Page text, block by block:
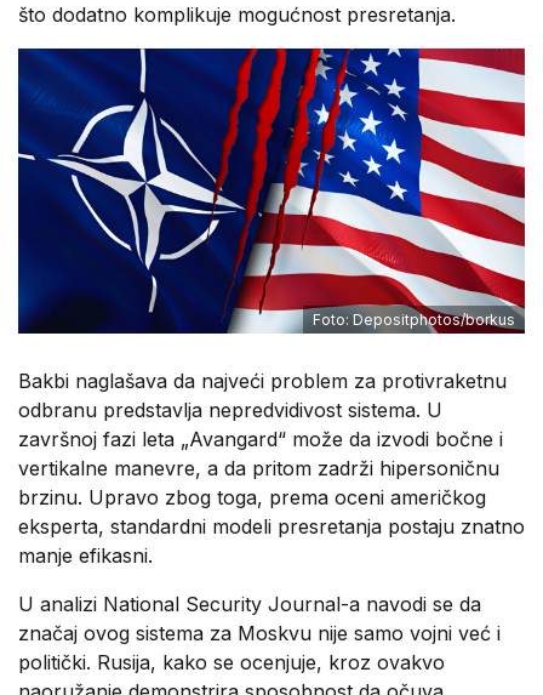
što dodatno komplikuje mogućnost presretanja.
Foto: Depositphotos/borkus
Bakbi naglašava da najveći problem za protivraketnu
odbranu predstavlja nepredvidivost sistema. U
završnoj fazi leta „Avangard“ može da izvodi bočne i
vertikalne manevre, a da pritom zadrži hipersoničnu
brzinu. Upravo zbog toga, prema oceni američkog
eksperta, standardni modeli presretanja postaju znatno
manje efikasni.
U analizi National Security Journal-a navodi se da
značaj ovog sistema za Moskvu nije samo vojni već i
politički. Rusija, kako se ocenjuje, kroz ovakvo